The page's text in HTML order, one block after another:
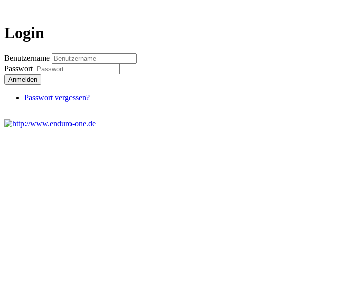
Login
Benutzername
Passwort
Anmelden
Passwort vergessen?